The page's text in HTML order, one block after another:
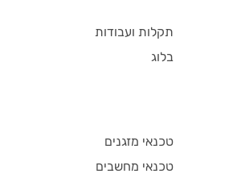
תקלות ועבודות
בלוג
טכנאי מזגנים
טכנאי מחשבים